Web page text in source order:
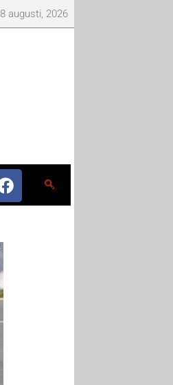
8 augusti, 2026